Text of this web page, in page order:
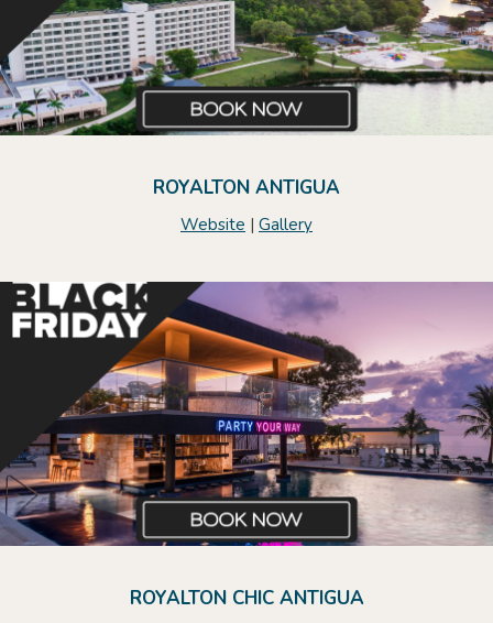
ROYALTON ANTIGUA
Website | Gallery
ROYALTON CHIC ANTIGUA